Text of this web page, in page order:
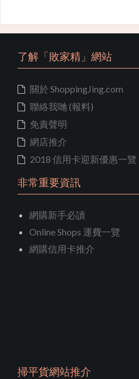
了解「敗家精」網站
關於 ShoppingJing.com
聯絡我哋 (報料)
免責聲明
網店推介
2018 信用卡迎新優惠一覽
非常重要資訊
網購新手必讀
Online Shops 運費一覽
網購信用卡推介
掃平貨網站推介